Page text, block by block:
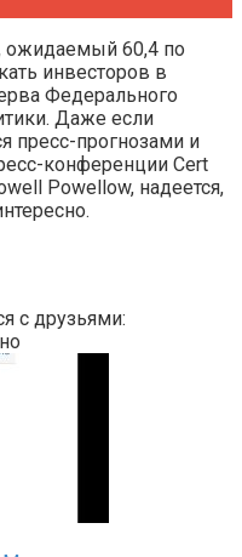
ожидаемый 60,4 по
инвесторов в
Федерального
Даже если
пресс-прогнозами и
конференции Cert
Powellow, надеется,
с друзьями: